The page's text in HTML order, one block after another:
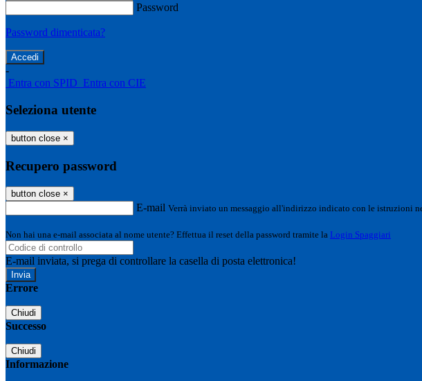
Password
Password dimenticata?
-
Entra con SPID Entra con CIE
Seleziona utente
button close ×
Recupero password
button close ×
E-mail Verrà inviato un messaggio all'indirizzo indicato con le istruzioni
Non hai una e-mail associata al nome utente? Effettua il reset della password tramite la Login Spaggiari
E-mail inviata, si prega di controllare la casella di posta elettronica!
Errore
Chiudi
Successo
Chiudi
Informazione